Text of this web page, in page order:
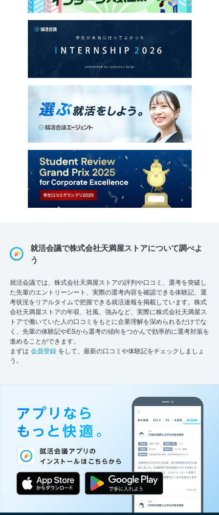
就活会議で株式会社天満屋ストアについて調べよ
う
就活会議では、株式会社天満屋ストアの評判や口コミ、選考を突破し
た先輩のエントリーシート、実際の選考内容を確認できる体験記、選
考状況をリアルタイムで把握できる就活速報を掲載しています。株式
会社天満屋ストアの年収、社風、強みなど、実際に株式会社天満屋ス
トアで働いていた人の口コミをもとに企業理解を深められるだけでな
く、先輩の体験記やESから選考の傾向をつかんで効率的に選考対策を
進めることができます。
まずは 会員登録 をして、最新の口コミや体験記をチェックしましょ
う。